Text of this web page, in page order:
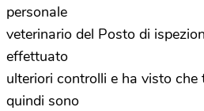
personale
veterinario del Posto di
effettuato
ulteriori controlli e ha visto
quindi sono